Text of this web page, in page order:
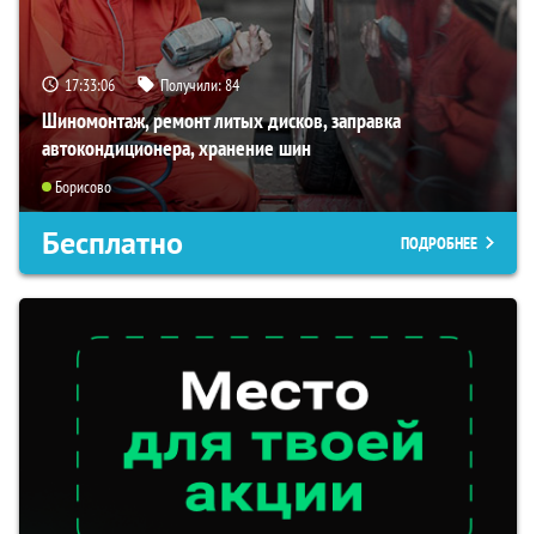
17:33:05 Получили:84
Шиномонтаж, ремонт литых дисков, заправка
автокондиционера, хранение шин
Борисово
Бесплатно ПОДРОБНЕЕ